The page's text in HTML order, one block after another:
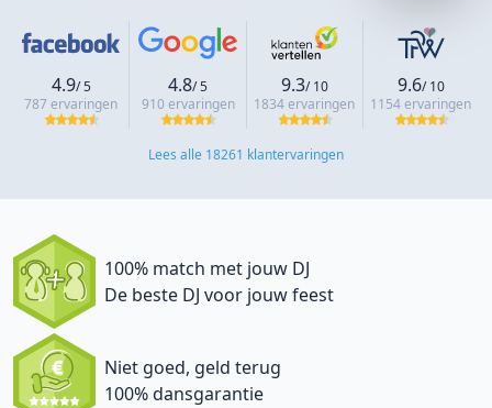
4.9/ 5
787 ervaringen
4.8/ 5
910 ervaringen
9.3/ 10
1834 ervaringen
9.6/ 10
1154 ervaringen
Lees alle 18261 klantervaringen
100% match met jouw DJ
De beste DJ voor jouw feest
Niet goed, geld terug
100% dansgarantie